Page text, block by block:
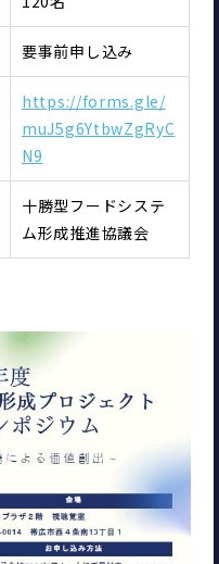
要事前申し込み
https://forms.gle/
muJ5g6YtbwZgRyC
N9
十勝型フードシステ
ム形成推進協議会